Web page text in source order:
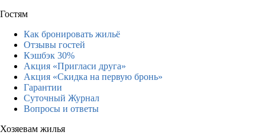
Гостям
Как бронировать жильё
Отзывы гостей
Кэшбэк 30%
Акция «Пригласи друга»
Акция «Скидка на первую бронь»
Гарантии
Суточный Журнал
Вопросы и ответы
Хозяевам жилья